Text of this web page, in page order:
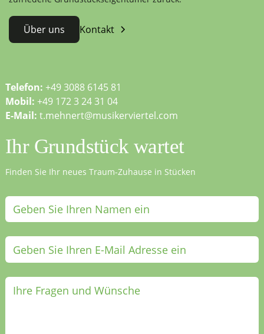
Über uns Kontakt
Telefon: +49 3088 6145 81
Mobil: +49 172 3 24 31 04
E-Mail: t.mehnert@musikerviertel.com
Ihr Grundstück wartet
Finden Sie Ihr neues Traum-Zuhause in Stücken